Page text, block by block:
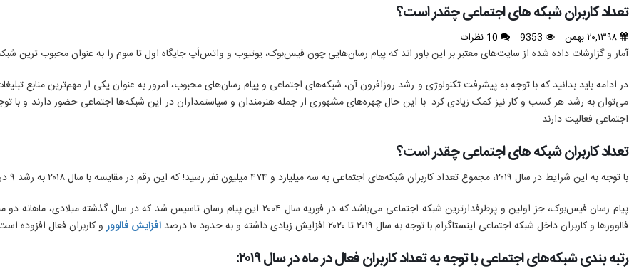
تعداد کاربران شبکه های اجتماعی چقدر است؟
آمار و گزارشات داده شده از سایت‌های معتبر بر این باور اند که پیام رسان‌هایی چون فیس‌بوک، یوتیوب و واتس‌اَپ جایگاه اول تا سوم را به عنوان محبوب‌ ترین
در ادامه باید بدانید که با توجه به پیشرفت تکنولوژی و رشد روزافزون آن، شبکه‌های اجتماعی و پیام رسان‌های محبوب، امروز به عنوان یکی از مهم‌ترین منابع
می‌توان به رشد هر کسب و کار نیز کمک زیادی کرد. با این حال چهره‌های مشهوری از جمله هنرمندان و سیاستمداران در این شبکه‌ها اجتماعی حضور دارند و با
اجتماعی فعالیت دارند.
تعداد کاربران شبکه های اجتماعی چقدر است؟
با توجه به این شرایط در سال ۲۰۱۹، مجموع تعداد کاربران شبکه‌های اجتماعی به سه میلیارد و ۴۷۴ میلیون نفر رسید! که این رقم در مقایسه با سال ۲۰۱۸ به رشد ۹ درصد افزایش حضور کاربران در این شبکه‌های اجتماعی رسید.
فالوورها و کاربران داخل شبکه اجتماعی اینستاگرام با توجه به سال ۲۰۱۹ تا ۲۰۲۰ افزایش زیادی داشته و به حدود ۱۰ درصد
افزایش فالوورو کاربران فعال افزوده
رتبه بندی شبکه‌های اجتماعی با توجه به تعداد کاربران فعال در ماه در سال ۲۰۱۹: